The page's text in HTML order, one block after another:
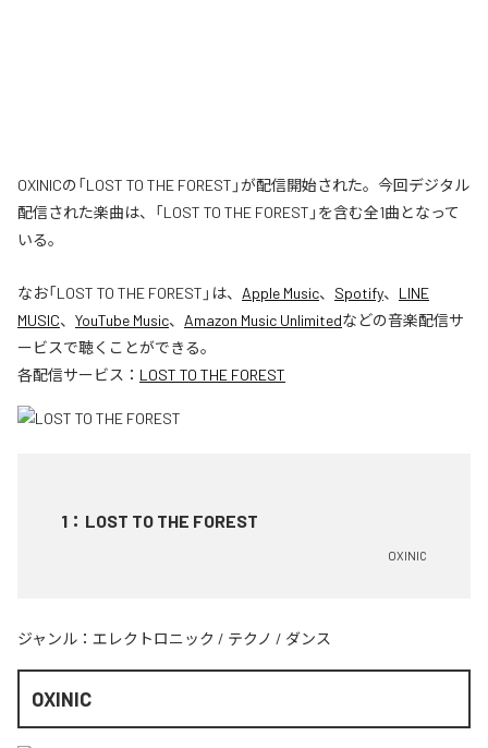
OXINICの「LOST TO THE FOREST」が配信開始された。今回デジタル
配信された楽曲は、「LOST TO THE FOREST」を含む全1曲となって
いる。
なお「LOST TO THE FOREST 」は、 Apple Music、 Spotify、 LINE
MUSIC、 YouTube Music、 Amazon Music Unlimitedなどの音楽配信サ
ービスで聴くことができる。
各配信サービス： LOST TO THE FOREST
1 ： LOST TO THE FOREST
OXINIC
ジャンル： エレクトロニック / テクノ / ダンス
OXINIC